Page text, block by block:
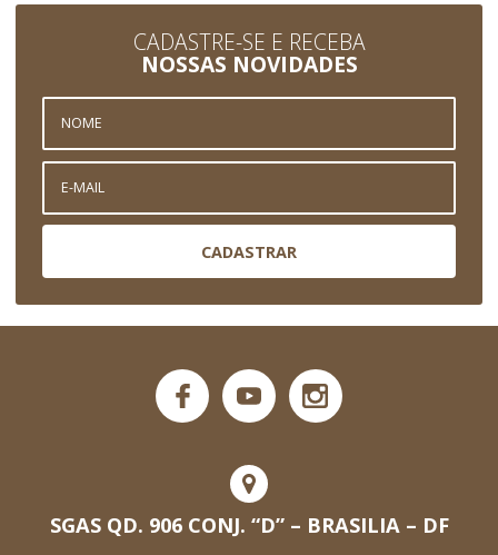
CADASTRE-SE E RECEBA
NOSSAS NOVIDADES
CADASTRAR
SGAS QD. 906 CONJ. “D” – BRASILIA – DF